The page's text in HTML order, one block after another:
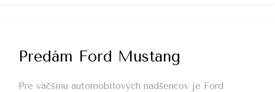
Predám Ford Mustang
Pre väčšinu automobilových nadšencov je Ford